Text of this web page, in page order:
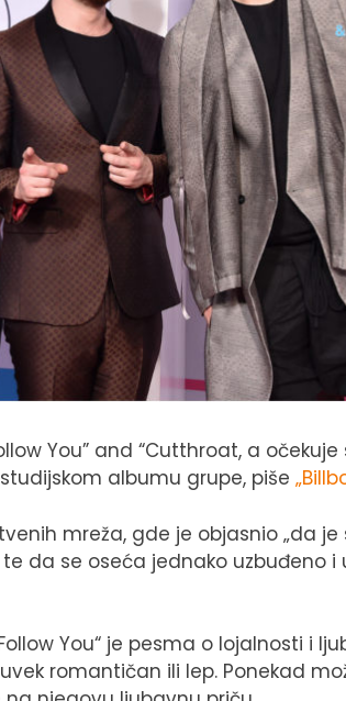
You” and “Cutthroat, a
albumu grupe, piše
mreža, gde je objasnio „da
da se oseća jednako uzbuđeno i
You“ je pesma o lojalnosti i
romantičan ili lep. Ponekad